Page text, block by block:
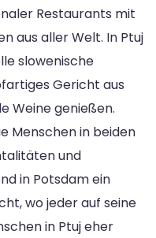
Restaurants mit
aus aller Welt. In Ptuj
slowenische
Gericht aus
Weine genießen.
Menschen in beiden
und
in Potsdam ein
wo jeder auf seine
in Ptuj eher